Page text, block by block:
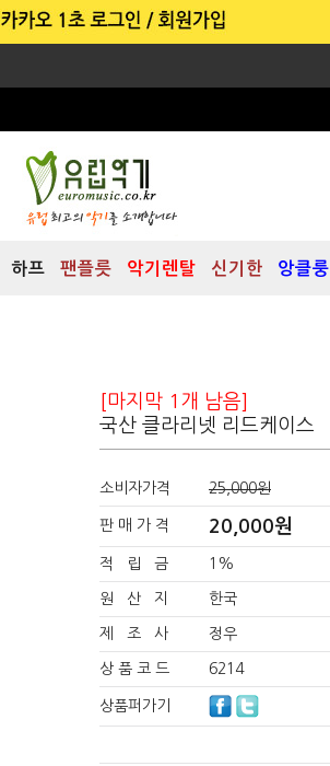
하프 팬플릇 악기렌탈 신기한 앙클룽
[마지막 1개 남음]
국산 클라리넷 리드케이스
소비자가격 25,000원
판 매 가 격 20,000원
적 립 금 1%
원 산 지 한국
제 조 사 정우
상 품 코 드 6214
상품퍼가기